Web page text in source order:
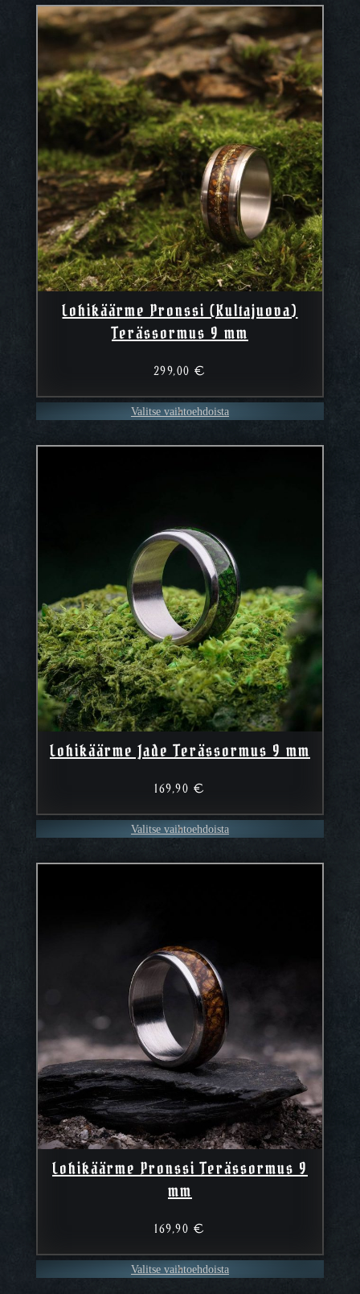
Lohikäärme Pronssi (Kultajuova)
Terässormus 9 mm
299,00€
Valitse vaihtoehdoista
Lohikäärme Jade Terässormus 9 mm
169,90 €
Valitse vaihtoehdoista
Lohikäärme Pronssi Terässormus 9
mm
169,90 €
Valitse vaihtoehdoista